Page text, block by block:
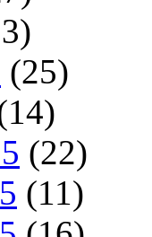
(25)
(22)
(11)